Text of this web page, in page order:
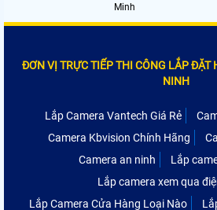
Minh
ĐƠN VỊ TRỰC TIẾP THI CÔNG LẮP ĐẶT
NINH
Lắp Camera Vantech Giá Rẻ
Camera Kbvision Chính Hãng
Camera an ninh
Lắp
Lắp camera xem qua
Lắp Camera Cửa Hàng Loại Nào